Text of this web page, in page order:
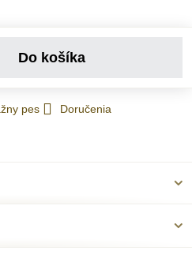
Do košíka
pes Doručenia